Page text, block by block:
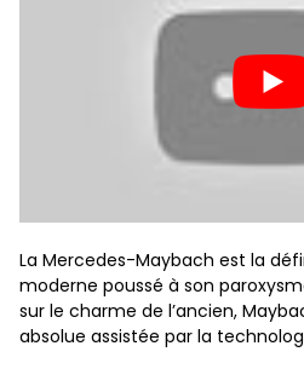
La Mercedes-Maybach est la
moderne poussé à son
sur le charme de l’ancien,
absolue assistée par la